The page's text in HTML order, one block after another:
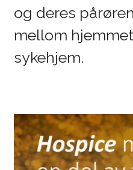
og deres
mellom
sykehjem.